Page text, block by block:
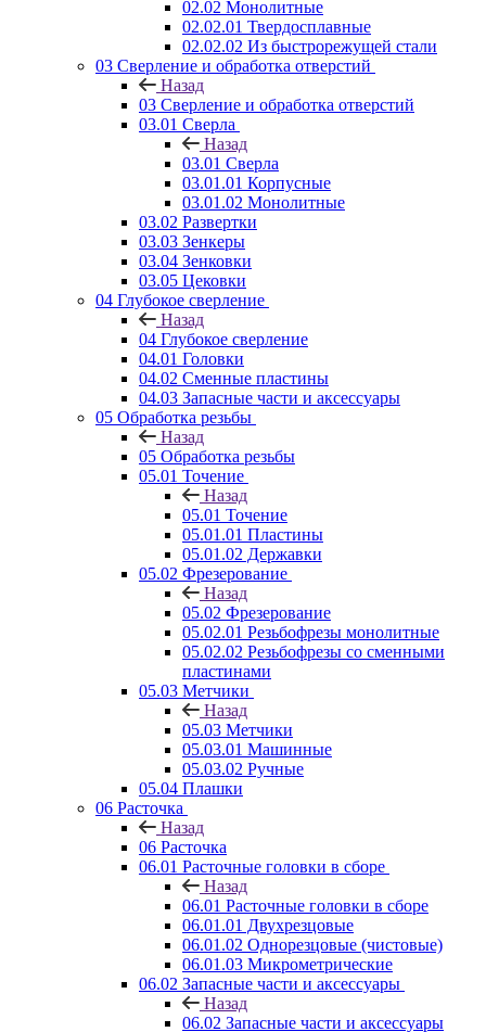
02.02 Монолитные
02.02.01 Твердосплавные
02.02.02 Из быстрорежущей стали
03 Сверление и обработка отверстий
Назад
03 Сверление и обработка отверстий
03.01 Сверла
Назад
03.01 Сверла
03.01.01 Корпусные
03.01.02 Монолитные
03.02 Развертки
03.03 Зенкеры
03.04 Зенковки
03.05 Цековки
04 Глубокое сверление
Назад
04 Глубокое сверление
04.01 Головки
04.02 Сменные пластины
04.03 Запасные части и аксессуары
05 Обработка резьбы
Назад
05 Обработка резьбы
05.01 Точение
Назад
05.01 Точение
05.01.01 Пластины
05.01.02 Державки
05.02 Фрезерование
Назад
05.02 Фрезерование
05.02.01 Резьбофрезы монолитные
05.02.02 Резьбофрезы со сменными
пластинами
05.03 Метчики
Назад
05.03 Метчики
05.03.01 Машинные
05.03.02 Ручные
05.04 Плашки
06 Расточка
Назад
06 Расточка
06.01 Расточные головки в сборе
Назад
06.01 Расточные головки в сборе
06.01.01 Двухрезцовые
06.01.02 Однорезцовые (чистовые)
06.01.03 Микрометрические
06.02 Запасные части и аксессуары
Назад
06.02 Запасные части и аксессуары